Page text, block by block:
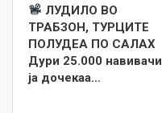
ЛУДИЛО ВО
ТРАБЗОН, ТУРЦИТЕ
ПОЛУДЕА ПО САЛАХ
Дури 25.000 навивачи
ја дочекаа…